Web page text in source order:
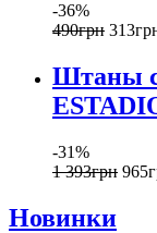
-36%
490грн 313
Штаны
-31%
1 393грн 965
Новинки